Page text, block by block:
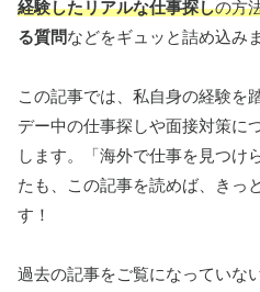
経験したリアルな仕事探しの方
る質問などをギュッと詰め込み
この記事では、私自身の経験を
デー中の仕事探しや面接対策に
します。「海外で仕事を見つけ
たも、この記事を読めば、きっ
す！
過去の記事をご覧になっていな